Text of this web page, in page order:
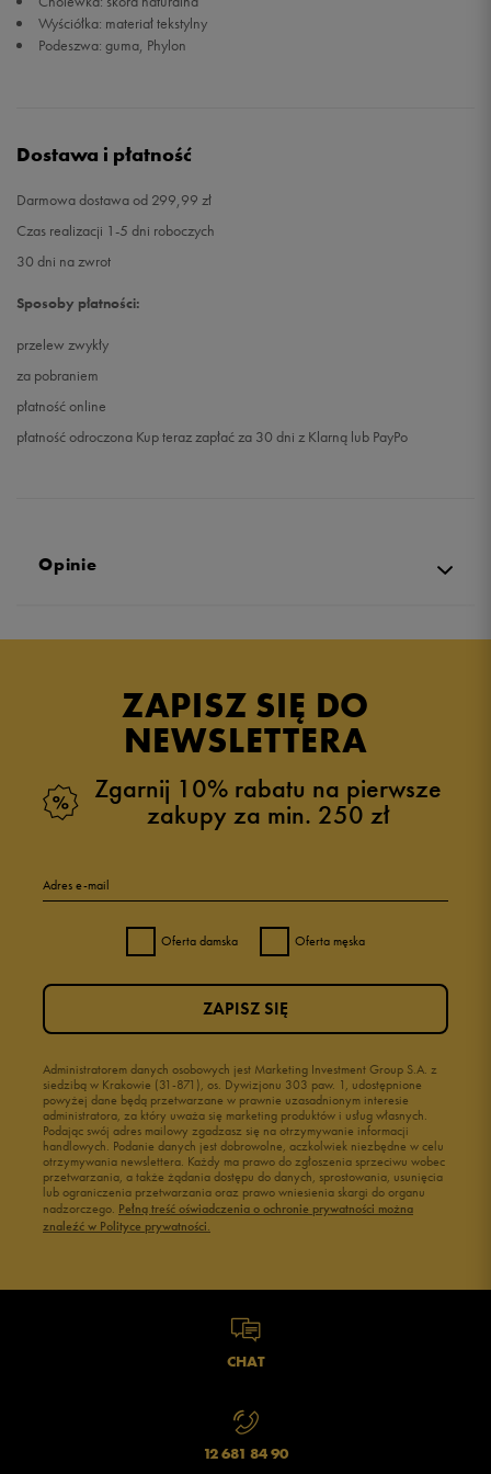
Wyściółka: materiał tekstylny
Podeszwa: guma, Phylon
Dostawa i płatność
Darmowa dostawa od 299,99 zł
Czas realizacji 1-5 dni roboczych
30 dni na zwrot
Sposoby płatności:
przelew zwykły
za pobraniem
płatność online
płatność odroczona Kup teraz zapłać za 30 dni z Klarną lub PayPo
Opinie
ZAPISZ SIĘ DO
NEWSLETTERA
Zgarnij 10% rabatu na pierwsze
zakupy za min. 250 zł
Adres e-mail
Oferta damska Oferta męska
Administratorem danych osobowych jest Marketing Investment Group S.A. z
siedzibą w Krakowie (31-871), os. Dywizjonu 303 paw. 1, udostępnione
powyżej dane będą przetwarzane w prawnie uzasadnionym interesie
administratora, za który uważa się marketing produktów i usług własnych.
Podając swój adres mailowy zgadzasz się na otrzymywanie informacji
handlowych. Podanie danych jest dobrowolne, aczkolwiek niezbędne w celu
otrzymywania newslettera. Każdy ma prawo do zgłoszenia sprzeciwu wobec
przetwarzania, a także żądania dostępu do danych, sprostowania, usunięcia
lub ograniczenia przetwarzania oraz prawo wniesienia skargi do organu
nadzorczego. Pełną treść oświadczenia o ochronie prywatności można
znaleźć w Polityce prywatności.
ZAPISZ SIĘ
CHAT
12 681 84 90